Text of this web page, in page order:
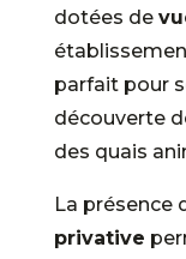
dotées de
parfait pour
découverte
des quais
La présence
privative